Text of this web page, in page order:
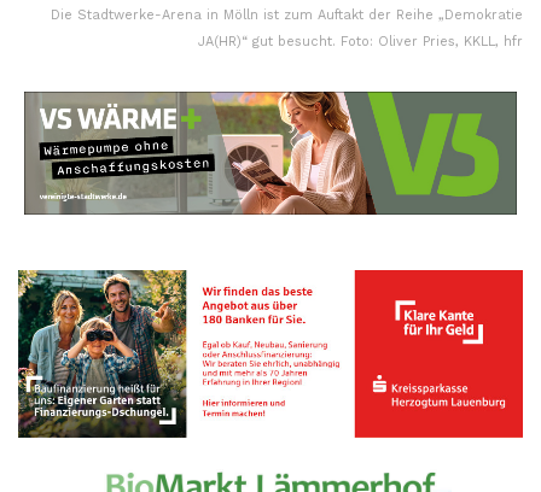
Die Stadtwerke-Arena in Mölln ist zum Auftakt der Reihe „Demokratie
JA(HR)“ gut besucht. Foto: Oliver Pries, KKLL, hfr